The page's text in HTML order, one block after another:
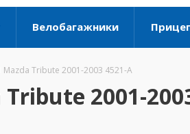
Велобагажники
Tribute 2001-2003 4521-A
2001-